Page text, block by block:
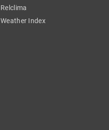
Relclima
Weather Index